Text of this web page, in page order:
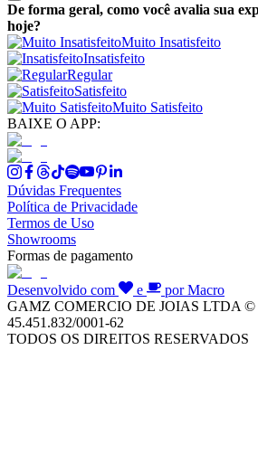
De forma geral, como você avalia sua
hoje?
Muito Insatisfeito
Insatisfeito
Regular
Satisfeito
Muito Satisfeito
BAIXE O APP:
Dúvidas Frequentes
Política de Privacidade
Termos de Uso
Showrooms
Formas de pagamento
Desenvolvido com e
por Macro
GAMZ COMERCIO DE JOIAS LTDA ©
45.451.832/0001-62
TODOS OS DIREITOS RESERVADOS